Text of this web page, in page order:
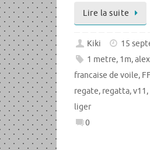
Lire la suite
Kiki 15
1 metre, 1m,
francaise de voile,
regate, regatta,v11,
liger
0